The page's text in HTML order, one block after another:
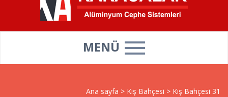
MENÜ
Ana sayfa > Kış Bahçesi > Kış Bahçesi 31